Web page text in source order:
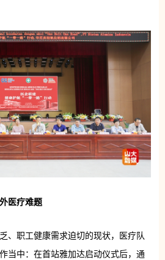
医疗难题
、职工健康需求迫切的现状，医疗队
当中：在首站雅加达启动仪式后，通